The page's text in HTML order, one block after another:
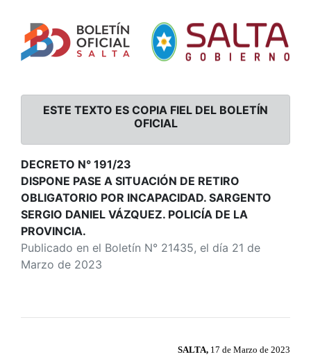
ESTE TEXTO ES COPIA FIEL DEL BOLETÍN
OFICIAL
DECRETO N° 191/23
DISPONE PASE A SITUACIÓN DE RETIRO
OBLIGATORIO POR INCAPACIDAD. SARGENTO
SERGIO DANIEL VÁZQUEZ. POLICÍA DE LA
PROVINCIA.
Publicado en el Boletín N° 21435, el día 21 de
Marzo de 2023
SALTA, 17 de Marzo de 2023